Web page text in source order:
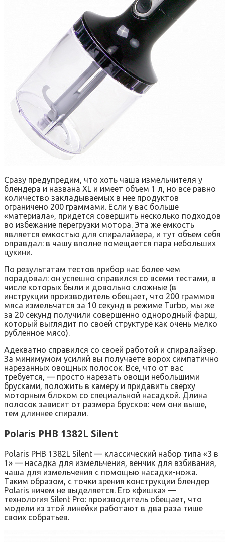
Сразу предупредим, что хоть чаша измельчителя у
блендера и названа ХL и имеет объем 1 л, но все равно
количество закладываемых в нее продуктов
ограничено 200 граммами. Если у вас больше
«материала», придется совершить несколько подходов
во избежание перегрузки мотора. Эта же емкость
является емкостью для спиралайзера, и тут объем себя
оправдал: в чашу вполне помещается пара небольших
цукини.
По результатам тестов прибор нас более чем
порадовал: он успешно справился со всеми тестами, в
числе которых были и довольно сложные (в
инструкции производитель обещает, что 200 граммов
мяса измельчатся за 10 секунд в режиме Turbo, мы же
за 20 секунд получили совершенно однородный фарш,
который выглядит по своей структуре как очень мелко
рубленное мясо).
Адекватно справился со своей работой и спиралайзер.
За минимумом усилий вы получаете ворох симпатично
нарезанных овощных полосок. Все, что от вас
требуется, — просто нарезать овощи небольшими
брусками, положить в камеру и придавить сверху
моторным блоком со специальной насадкой. Длина
полосок зависит от размера брусков: чем они выше,
тем длиннее спирали.
Polaris PHB 1382L Silent
Polaris PHB 1382L Silent — классический набор типа «3 в
1» — насадка для измельчения, венчик для взбивания,
чаша для измельчения с помощью насадки-ножа.
Таким образом, с точки зрения конструкции блендер
Polaris ничем не выделяется. Его «фишка» —
технология Silent Pro: производитель обещает, что
модели из этой линейки работают в два раза тише
своих собратьев.